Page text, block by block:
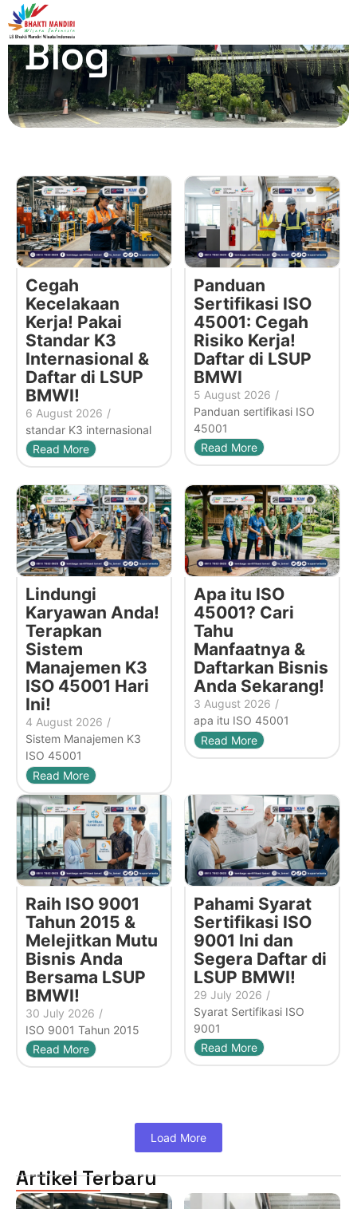
Blog
Cegah
Kecelakaan
Kerja! Pakai
Standar K3
Internasional &
Daftar di LSUP
BMWI!
6 August 2026 /
standar K3 internasional
Read More
Panduan
Sertifikasi ISO
45001: Cegah
Risiko Kerja!
Daftar di LSUP
BMWI
5 August 2026 /
Panduan sertifikasi ISO
45001
Read More
Lindungi
Karyawan Anda!
Terapkan
Sistem
Manajemen K3
ISO 45001 Hari
Ini!
4 August 2026 /
Sistem Manajemen K3
ISO 45001
Read More
Apa itu ISO
45001? Cari
Tahu
Manfaatnya &
Daftarkan Bisnis
Anda Sekarang!
3 August 2026 /
apa itu ISO 45001
Read More
Raih ISO 9001
Tahun 2015 &
Melejitkan Mutu
Bisnis Anda
Bersama LSUP
BMWI!
30 July 2026 /
ISO 9001 Tahun 2015
Read More
Pahami Syarat
Sertifikasi ISO
9001 Ini dan
Segera Daftar di
LSUP BMWI!
29 July 2026 /
Syarat Sertifikasi ISO
9001
Read More
Load More
Artikel Terbaru